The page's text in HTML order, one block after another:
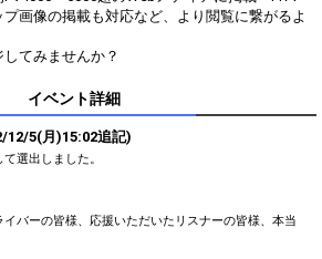
charge
the
refrain from posting comments
that may offend performers or
other users.
画像の掲載も対応など、より閲覧に繋がるよ
てみませんか？
イベント詳細
12/5(月)15:02追記)
選出しました。
バーの皆様、応援いただいたリスナーの皆様、本当